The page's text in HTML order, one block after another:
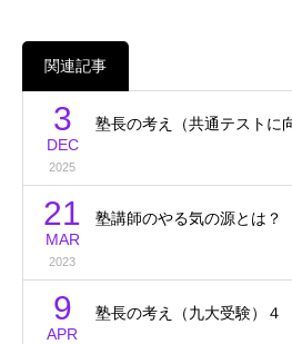
関連記事
3
DEC
2025
塾長の考え（共通テストに
21
MAR
2023
塾講師のやる気の源とは？
9
APR
塾長の考え（九大受験）４